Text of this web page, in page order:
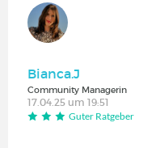
Bianca.J
Community Managerin
17.04.25 um 19:51
Guter Ratgeber